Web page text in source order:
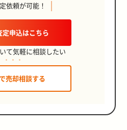
依頼が可能！
定申込はこちら
て気軽に相談したい
売却相談する